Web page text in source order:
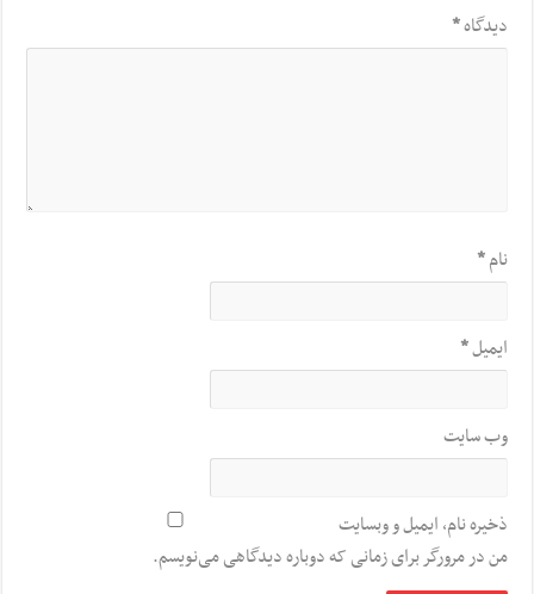
دیدگاه*
نام*
ایمیل*
وب‌ سایت
ذخیره نام، ایمیل و وبسایت
من در مرورگر برای زمانی که دوباره دیدگاهی می‌نویسم.